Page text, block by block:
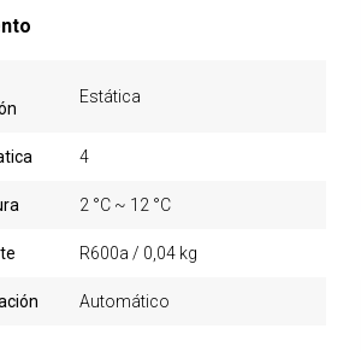
Estática
4
2 °C ~ 12 °C
R600a / 0,04 kg
Automático